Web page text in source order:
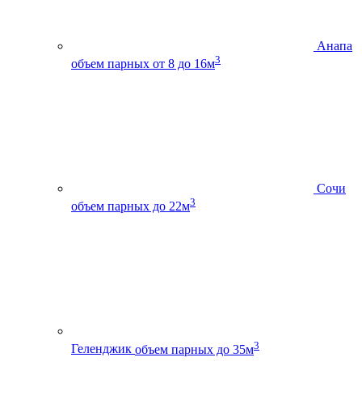
Анапа
объем парных от 8 до 16м3
Сочи
объем парных до 22м3
Геленджик объем парных до 35м3